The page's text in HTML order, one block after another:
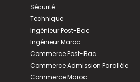
Sécurité
Technique
Ingénieur Post-Bac
Ingénieur Maroc
Commerce Post-Bac
Commerce Admission Parallèle
Commerce Maroc